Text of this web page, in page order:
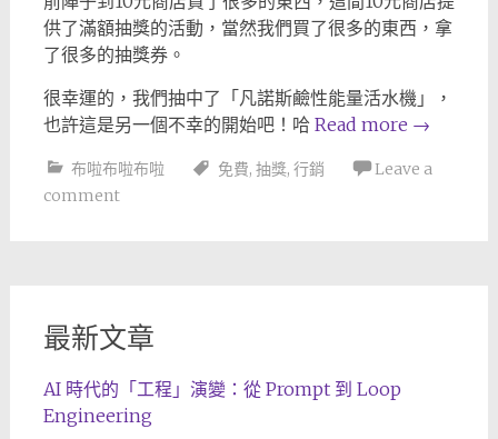
供了滿額抽獎的活動，當然我們買了很多的東西，拿
了很多的抽獎券。
很幸運的，我們抽中了「凡諾斯鹼性能量活水機」，
也許這是另一個不幸的開始吧！哈 Read more →
布啦布啦布啦 免費, 抽獎, 行銷
Leave a
comment
最新文章
AI 時代的「工程」演變：從 Prompt 到 Loop
Engineering